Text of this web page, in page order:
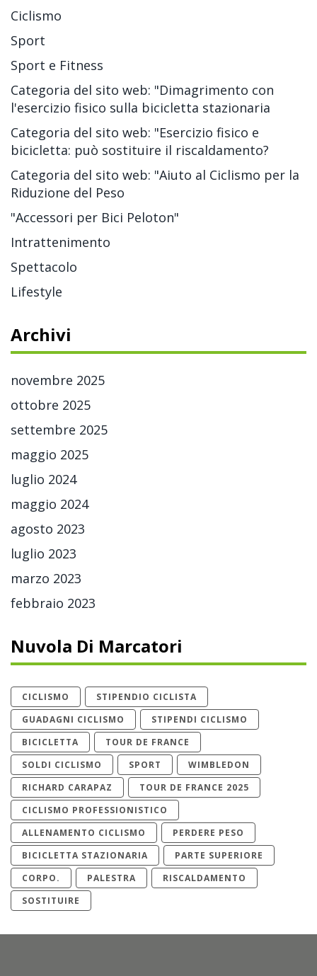
Ciclismo
Sport
Sport e Fitness
Categoria del sito web: "Dimagrimento con
l'esercizio fisico sulla bicicletta stazionaria
Categoria del sito web: "Esercizio fisico e
bicicletta: può sostituire il riscaldamento?
Categoria del sito web: "Aiuto al Ciclismo per la
Riduzione del Peso
"Accessori per Bici Peloton"
Intrattenimento
Spettacolo
Lifestyle
Archivi
novembre 2025
ottobre 2025
settembre 2025
maggio 2025
luglio 2024
maggio 2024
agosto 2023
luglio 2023
marzo 2023
febbraio 2023
Nuvola Di Marcatori
CICLISMO
STIPENDIO CICLISTA
GUADAGNI CICLISMO
STIPENDI CICLISMO
BICICLETTA
TOUR DE FRANCE
SOLDI CICLISMO
SPORT
WIMBLEDON
RICHARD CARAPAZ
TOUR DE FRANCE 2025
CICLISMO PROFESSIONISTICO
ALLENAMENTO CICLISMO
PERDERE PESO
BICICLETTA STAZIONARIA
PARTE SUPERIORE
CORPO.
PALESTRA
RISCALDAMENTO
SOSTITUIRE